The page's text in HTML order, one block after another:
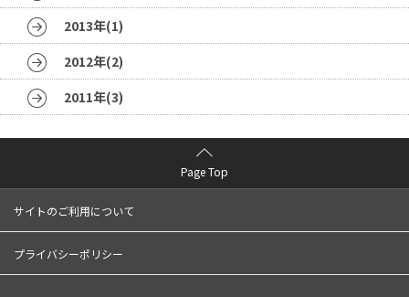
2013年(1)
2012年(2)
2011年(3)
Page Top
サイトのご利用について
プライバシーポリシー